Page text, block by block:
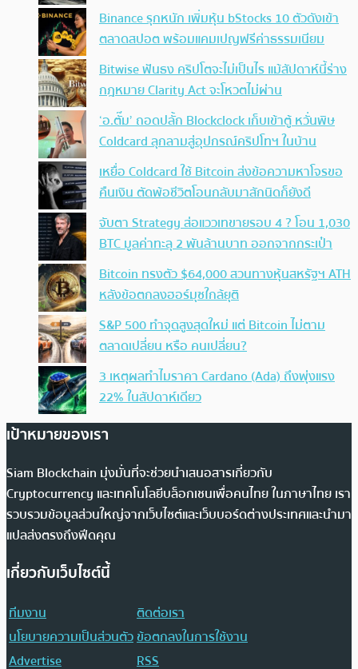
Binance รุกหนัก เพิ่มหุ้น bStocks 10 ตัวดังเข้า
ตลาดสปอต พร้อมแคมเปญฟรีค่าธรรมเนียม
Bitwise ฟันธง คริปโตจะไม่เป็นไร แม้สัปดาห์นี้ร่าง
กฎหมาย Clarity Act จะโหวตไม่ผ่าน
‘อ.ตั๊ม’ ถอดปลั้ก Blockclock เก็บเข้าตู้ หวั่นพิษ
Coldcard ลุกลามสู่อุปกรณ์คริปโทฯ ในบ้าน
เหยื่อ Coldcard ใช้ Bitcoin ส่งข้อความหาโจรขอ
คืนเงิน ตัดพ้อชีวิตโอนกลับมาสักนิดก็ยังดี
จับตา Strategy ส่อแววเทขายรอบ 4 ? โอน 1,030
BTC มูลค่าทะลุ 2 พันล้านบาท ออกจากกระเป๋า
Bitcoin ทรงตัว $64,000 สวนทางหุ้นสหรัฐฯ ATH
หลังข้อตกลงฮอร์มุซใกล้ยุติ
S&P 500 ทำจุดสูงสุดใหม่ แต่ Bitcoin ไม่ตาม
ตลาดเปลี่ยน หรือ คนเปลี่ยน?
3 เหตุผลทำไมราคา Cardano (Ada) ถึงพุ่งแรง
22% ในสัปดาห์เดียว
เป้าหมายของเรา
Siam Blockchain มุ่งมั่นที่จะช่วยนำเสนอสารเกี่ยวกับ
Cryptocurrency และเทคโนโลยีบล็อกเชนเพื่อคนไทย ในภาษาไทย เรา
รวบรวมข้อมูลส่วนใหญ่จากเว็บไซต์และเว็บบอร์ดต่างประเทศและนำมา
แปลส่งตรงถึงฟีดคุณ
เกี่ยวกับเว็บไซต์นี้
ทีมงาน
ติดต่อเรา
นโยบายความเป็นส่วนตัวข้อตกลงในการใช้งาน
Advertise
RSS